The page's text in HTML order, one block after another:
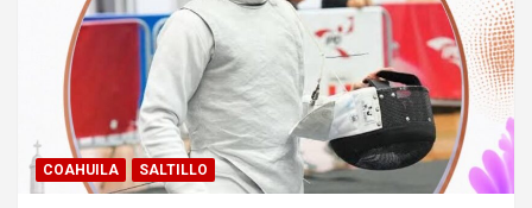
COAHUILA SALTILLO